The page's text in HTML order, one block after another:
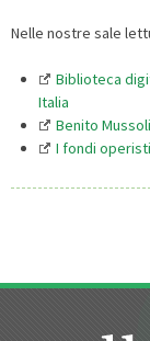
Nelle nostre sale
Biblioteca
Italia
Benito
I fondi